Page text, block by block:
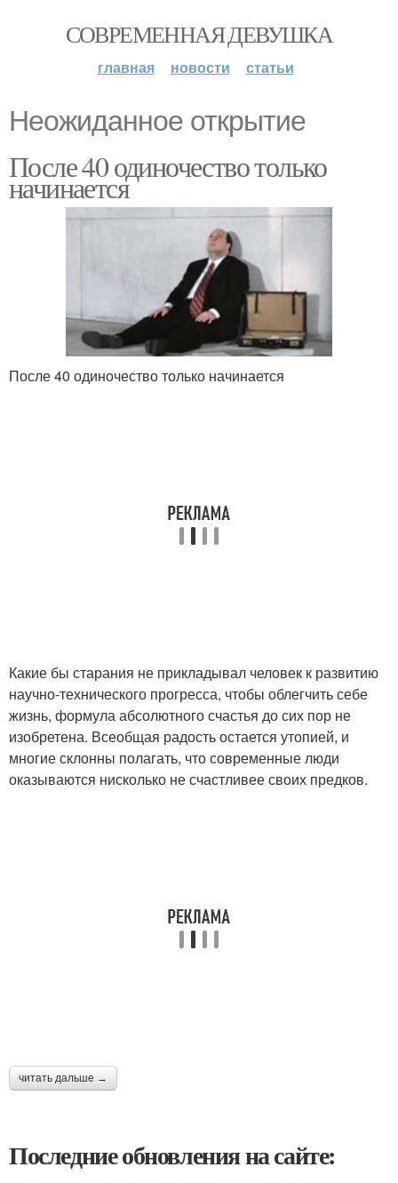
СОВРЕМЕННАЯ ДЕВУШКА
главная новости статьи
Неожиданное открытие
После 40 одиночество только
начинается
После 40 одиночество только начинается
Какие бы старания не прикладывал человек к развитию
научно-технического прогресса, чтобы облегчить себе
жизнь, формула абсолютного счастья до сих пор не
изобретена. Всеобщая радость остается утопией, и
многие склонны полагать, что современные люди
оказываются нисколько не счастливее своих предков.
читать дальше →
Последние обновления на сайте: